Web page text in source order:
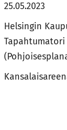
25.05.2023
Helsingin
Tapahtumatori